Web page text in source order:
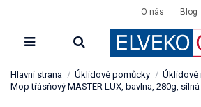
O nás Blog
Hlavní strana Úklidové pomůcky
Úklidové
Mop třásňový MASTER LUX, bavlna, 280g,